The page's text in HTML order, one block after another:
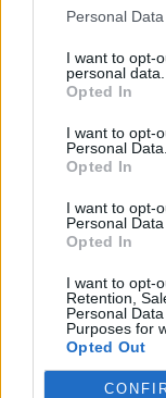
Personal
I want to opt-
personal data.
Opted In
I want to opt-
Personal Data.
Opted In
I want to opt-
Personal
Opted In
I want to opt-
Retention,
Personal
Purposes for
Opted Out
στη Ρόδο όπου
Χειροπέδες σε
– Συγκέντρωνε